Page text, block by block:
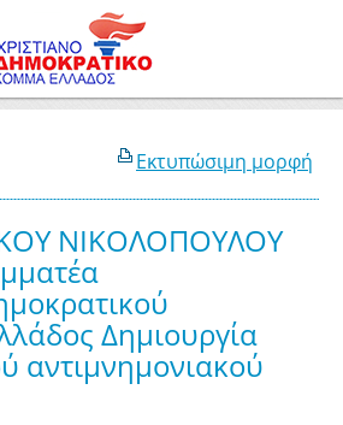
Εκτυπώσιμη μορφή
ΝΙΚΟΛΟΠΟΥΛΟΥ
Δημιουργία
αντιμνημονιακού